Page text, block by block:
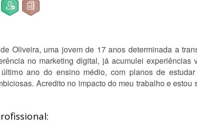
Oliveira, uma jovem de 17 anos determinada a
no marketing digital, já acumulei experiências
ano do ensino médio, com planos de
Acredito no impacto do meu trabalho e